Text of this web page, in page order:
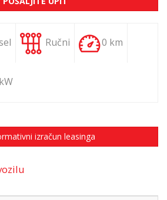
Ručni 0 km
kW
izračun leasinga